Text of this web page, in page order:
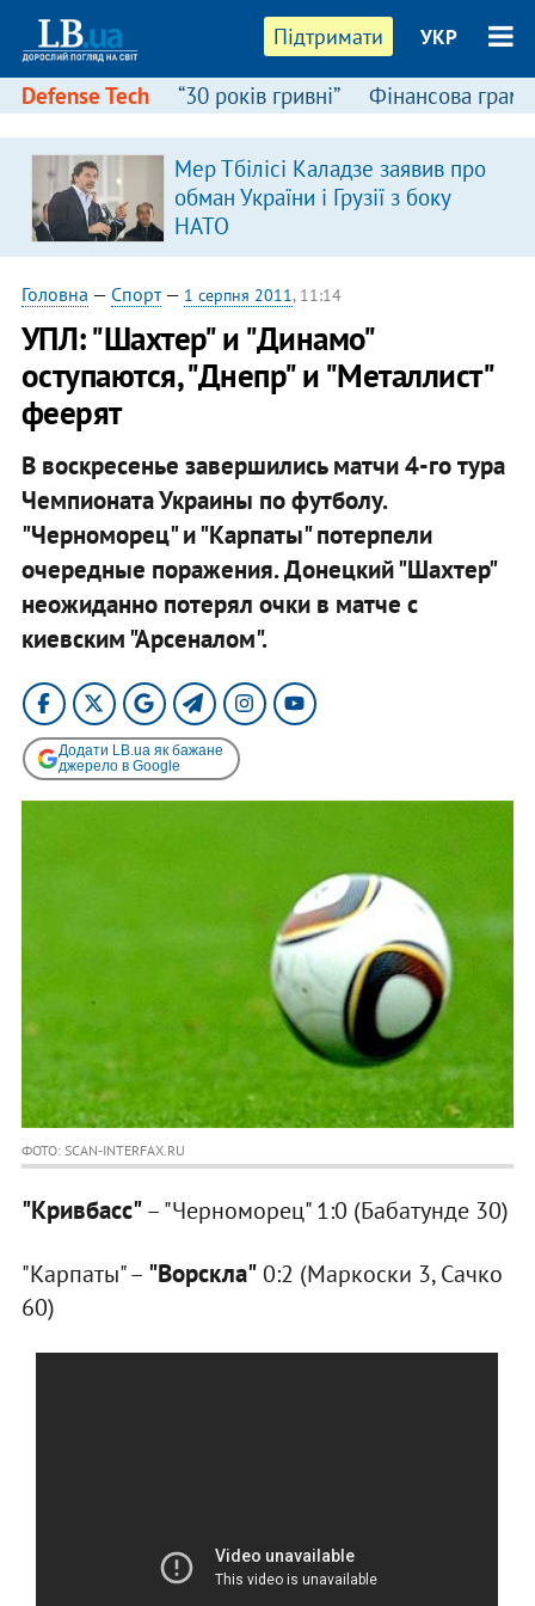
Підтримати УКР
Defense Tech “30 років гривні” Фінансова
Мер Тбілісі Каладзе заявив про
обман України і Грузії з боку
НАТО
Головна — Спорт— 1 серпня 2011, 11:14
УПЛ: "Шахтер" и "Динамо"
оступаются, "Днепр" и "Металлист"
феерят
В воскресенье завершились матчи 4-го тура
Чемпионата Украины по футболу.
"Черноморец" и "Карпаты" потерпели
очередные поражения. Донецкий "Шахтер"
неожиданно потерял очки в матче с
киевским "Арсеналом".
Додати LB.ua як бажане
джерело в Google
ФОТО: SCAN-INTERFAX.RU
"Кривбасс"– "Черноморец" 1:0 (Бабатунде 30)
"Карпаты" – "Ворскла"0:2 (Маркоски 3, Сачко
60)